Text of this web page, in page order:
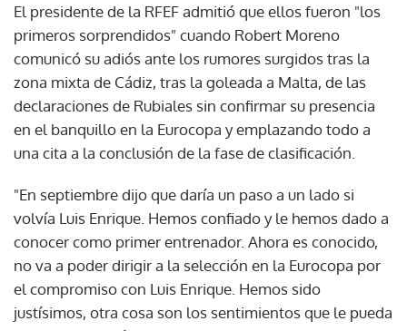
El presidente de la RFEF admitió que ellos fueron "los
primeros sorprendidos" cuando Robert Moreno
comunicó su adiós ante los rumores surgidos tras la
zona mixta de Cádiz, tras la goleada a Malta, de las
declaraciones de Rubiales sin confirmar su presencia
en el banquillo en la Eurocopa y emplazando todo a
una cita a la conclusión de la fase de clasificación.
"En septiembre dijo que daría un paso a un lado si
volvía Luis Enrique. Hemos confiado y le hemos dado a
conocer como primer entrenador. Ahora es conocido,
no va a poder dirigir a la selección en la Eurocopa por
el compromiso con Luis Enrique. Hemos sido
justísimos, otra cosa son los sentimientos que le pueda